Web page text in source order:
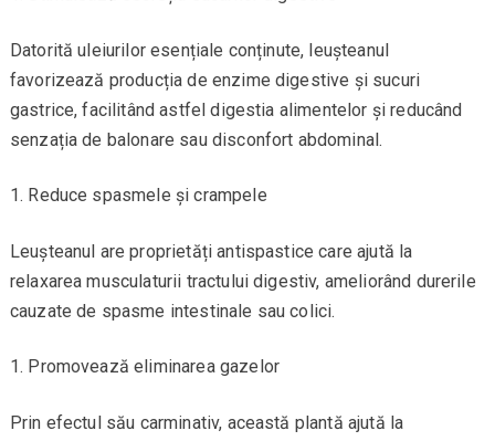
Datorită uleiurilor esențiale conținute, leușteanul
favorizează producția de enzime digestive și sucuri
gastrice, facilitând astfel digestia alimentelor și reducând
senzația de balonare sau disconfort abdominal.
Reduce spasmele și crampele
Leușteanul are proprietăți antispastice care ajută la
relaxarea musculaturii tractului digestiv, ameliorând durerile
cauzate de spasme intestinale sau colici.
Promovează eliminarea gazelor
Prin efectul său carminativ, această plantă ajută la